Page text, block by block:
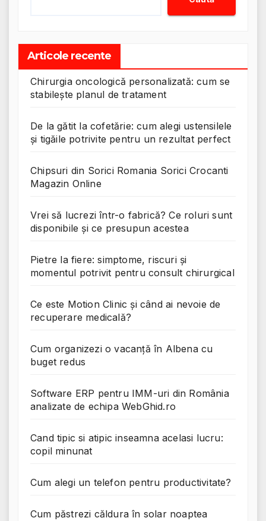
Articole recente
Chirurgia oncologică personalizată: cum se
stabilește planul de tratament
De la gătit la cofetărie: cum alegi ustensilele
și tigăile potrivite pentru un rezultat perfect
Chipsuri din Sorici Romania Sorici Crocanti
Magazin Online
Vrei să lucrezi într-o fabrică? Ce roluri sunt
disponibile și ce presupun acestea
Pietre la fiere: simptome, riscuri și
momentul potrivit pentru consult chirurgical
Ce este Motion Clinic și când ai nevoie de
recuperare medicală?
Cum organizezi o vacanță în Albena cu
buget redus
Software ERP pentru IMM-uri din România
analizate de echipa WebGhid.ro
Cand tipic si atipic inseamna acelasi lucru:
copil minunat
Cum alegi un telefon pentru productivitate?
Cum păstrezi căldura în solar noaptea